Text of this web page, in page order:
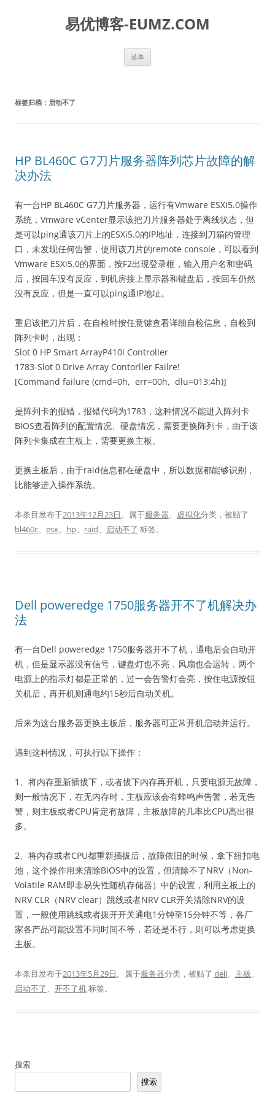
易优博客-EUMZ.COM
菜单
标签归档： 启动不了
HP BL460C G7刀片服务器阵列芯片故障的解
决办法
有一台HP BL460C G7刀片服务器，运行有Vmware ESXi5.0操作
系统，Vmware vCenter显示该把刀片服务器处于离线状态，但
是可以ping通该刀片上的ESXi5.0的IP地址，连接到刀箱的管理
口，未发现任何告警，使用该刀片的remote console，可以看到
Vmware ESXi5.0的界面，按F2出现登录框，输入用户名和密码
后，按回车没有反应，到机房接上显示器和键盘后，按回车仍然
没有反应，但是一直可以ping通IP地址。
重启该把刀片后，在自检时按任意键查看详细自检信息，自检到
阵列卡时，出现：
Slot 0 HP Smart ArrayP410i Controller
1783-Slot 0 Drive Array Contorller Failre!
[Command failure (cmd=0h, err=00h, dlu=013:4h)]
是阵列卡的报错，报错代码为1783，这种情况不能进入阵列卡
BIOS查看阵列的配置情况、硬盘情况，需要更换阵列卡，由于该
阵列卡集成在主板上，需要更换主板。
更换主板后，由于raid信息都在硬盘中，所以数据都能够识别，
比能够进入操作系统。
本条目发布于2013年12月23日。属于服务器、 虚拟化分类，被贴了
bl460c、 esx、 hp、 raid、 启动不了 标签。
Dell poweredge 1750服务器开不了机解决办
法
有一台Dell poweredge 1750服务器开不了机，通电后会自动开
机，但是显示器没有信号，键盘灯也不亮，风扇也会运转，两个
电源上的指示灯都是正常的，过一会告警灯会亮，按住电源按钮
关机后，再开机则通电约15秒后自动关机。
后来为这台服务器更换主板后，服务器可正常开机启动并运行。
遇到这种情况，可执行以下操作：
1、将内存重新插拔下，或者拔下内存再开机，只要电源无故障，
则一般情况下，在无内存时，主板应该会有蜂鸣声告警，若无告
警，则主板或者CPU肯定有故障，主板故障的几率比CPU高出很
多。
2、将内存或者CPU都重新插拔后，故障依旧的时候，拿下纽扣电
池，这个操作用来清除BIOS中的设置，但清除不了NRV（Non-
Volatile RAM即非易失性随机存储器）中的设置，利用主板上的
NRV CLR（NRV clear）跳线或者NRV CLR开关清除NRV的设
置，一般使用跳线或者拨开开关通电1分钟至15分钟不等，各厂
家各产品可能设置不同时间不等，若还是不行，则可以考虑更换
主板。
本条目发布于2013年5月29日。属于服务器分类，被贴了 dell、 主板、
启动不了、 开不了机标签。
搜索
搜索